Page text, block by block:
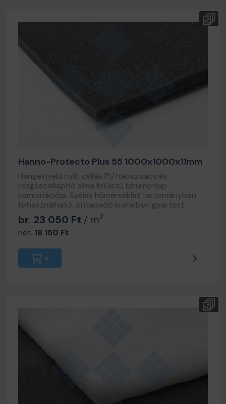
Hanno-Protecto Plus 55 1000x1000x11mm
Hangelnyelő nyílt cellás PU habszivacs és
rezgéscsillapító sima felületű bitumenlap
kombinációja. Széles hőmérséklet tartományban
felhasználható, öntapadó kivitelben gyártott.
br. 23 050 Ft / m2
net. 18 150 Ft